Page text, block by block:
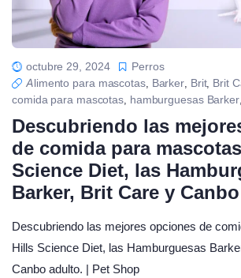
octubre 29, 2024
Perros
Alimento para mascotas, Barker, Brit, Brit
comida para mascotas, hamburguesas Barker,
Descubriendo las
de comida para
Science Diet, las
Barker, Brit Care y
Descubriendo las mejores opciones de
Hills Science Diet, las Hamburguesas
Canbo adulto. | Pet Shop